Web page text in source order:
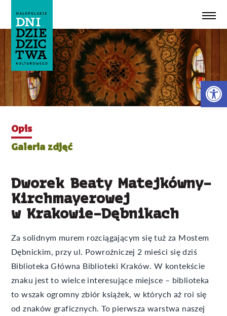
Przeskocz do treści
Opis
Galeria zdjęć
Dworek Beaty Matejkówny-
Kirchmayerowej
w Krakowie-Dębnikach
Za solidnym murem rozciągającym się tuż za Mostem
Dębnickim, przy ul. Powroźniczej 2 mieści się dziś
Biblioteka Główna Biblioteki Kraków. W kontekście
znaku jest to wielce interesujące miejsce – biblioteka
to wszak ogromny zbiór książek, w których aż roi się
od znaków graficznych. To pierwsza warstwa naszej